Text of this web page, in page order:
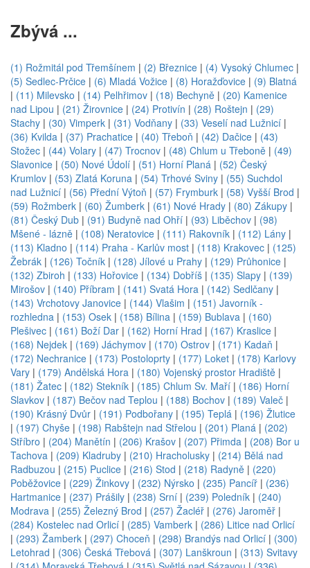
Zbývá ...
(1) Rožmitál pod Třemšínem | (2) Březnice | (4) Vysoký Chlumec |
(5) Sedlec-Prčice | (6) Mladá Vožice | (8) Horažďovice | (9) Blatná
| (11) Milevsko | (14) Pelhřimov | (18) Bechyně | (20) Kamenice
nad Lipou | (21) Žirovnice | (24) Protivín | (28) Roštejn | (29)
Stachy | (30) Vimperk | (31) Vodňany | (33) Veselí nad Lužnicí |
(36) Kvilda | (37) Prachatice | (40) Třeboň | (42) Dačice | (43)
Stožec | (44) Volary | (47) Trocnov | (48) Chlum u Třeboně | (49)
Slavonice | (50) Nové Údolí | (51) Horní Planá | (52) Český
Krumlov | (53) Zlatá Koruna | (54) Trhové Sviny | (55) Suchdol
nad Lužnicí | (56) Přední Výtoň | (57) Frymburk | (58) Vyšší Brod |
(59) Rožmberk | (60) Žumberk | (61) Nové Hrady | (80) Zákupy |
(81) Český Dub | (91) Budyně nad Ohří | (93) Liběchov | (98)
Mšené - lázně | (108) Neratovice | (111) Rakovník | (112) Lány |
(113) Kladno | (114) Praha - Karlův most | (118) Krakovec | (125)
Žebrák | (126) Točník | (128) Jílové u Prahy | (129) Průhonice |
(132) Zbiroh | (133) Hořovice | (134) Dobříš | (135) Slapy | (139)
Mirošov | (140) Příbram | (141) Svatá Hora | (142) Sedlčany |
(143) Vrchotovy Janovice | (144) Vlašim | (151) Javorník -
rozhledna | (153) Osek | (158) Bílina | (159) Bublava | (160)
Plešivec | (161) Boží Dar | (162) Horní Hrad | (167) Kraslice |
(168) Nejdek | (169) Jáchymov | (170) Ostrov | (171) Kadaň |
(172) Nechranice | (173) Postoloprty | (177) Loket | (178) Karlovy
Vary | (179) Andělská Hora | (180) Vojenský prostor Hradiště |
(181) Žatec | (182) Stekník | (185) Chlum Sv. Maří | (186) Horní
Slavkov | (187) Bečov nad Teplou | (188) Bochov | (189) Valeč |
(190) Krásný Dvůr | (191) Podbořany | (195) Teplá | (196) Žlutice
| (197) Chyše | (198) Rabštejn nad Střelou | (201) Planá | (202)
Stříbro | (204) Manětín | (206) Krašov | (207) Přimda | (208) Bor u
Tachova | (209) Kladruby | (210) Hracholusky | (214) Bělá nad
Radbuzou | (215) Puclice | (216) Stod | (218) Radyně | (220)
Poběžovice | (229) Žinkovy | (232) Nýrsko | (235) Pancíř | (236)
Hartmanice | (237) Prášily | (238) Srní | (239) Poledník | (240)
Modrava | (255) Železný Brod | (257) Žacléř | (276) Jaroměř |
(284) Kostelec nad Orlicí | (285) Vamberk | (286) Litice nad Orlicí
| (293) Žamberk | (297) Choceň | (298) Brandýs nad Orlicí | (300)
Letohrad | (306) Česká Třebová | (307) Lanškroun | (313) Svitavy